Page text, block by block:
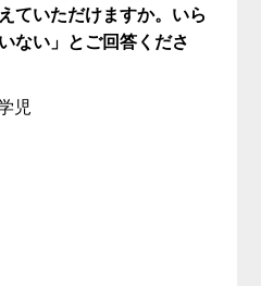
ていただけますか。いら
ない」とご回答くださ
児